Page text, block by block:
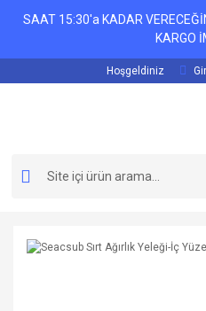
SAAT 15:30'a KADAR
KARGO
Hoşgeldiniz